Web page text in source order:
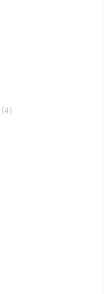
(4)